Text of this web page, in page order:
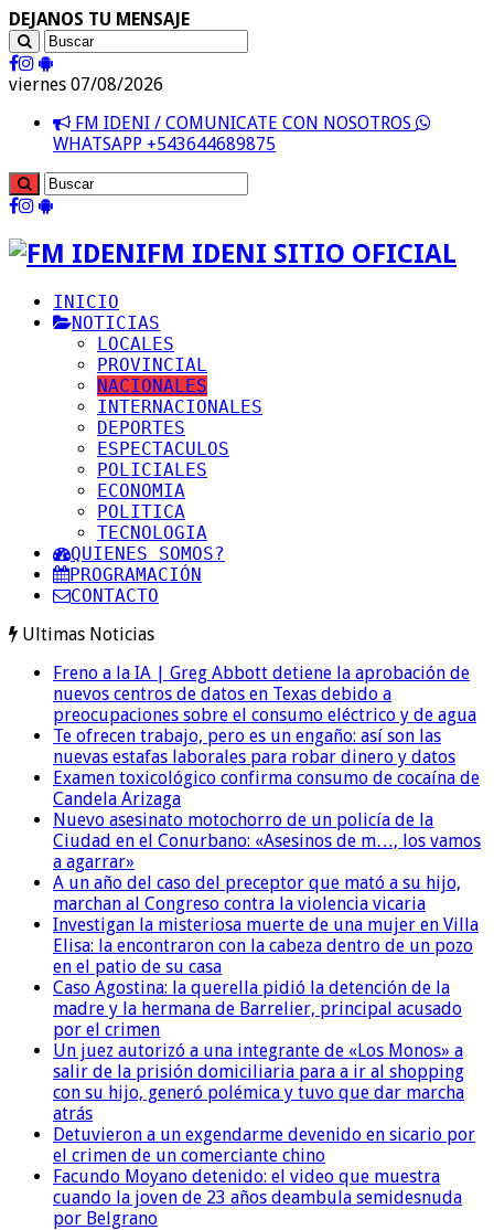
DEJANOS TU MENSAJE
viernes 07/08/2026
FM IDENI / COMUNICATE CON NOSOTROS
WHATSAPP +543644689875
FM IDENI SITIO OFICIAL
INICIO
NOTICIAS
LOCALES
PROVINCIAL
NACIONALES
INTERNACIONALES
DEPORTES
ESPECTACULOS
POLICIALES
ECONOMIA
POLITICA
TECNOLOGIA
QUIENES SOMOS?
PROGRAMACIÓN
CONTACTO
Ultimas Noticias
Freno a la IA | Greg Abbott detiene la aprobación de
nuevos centros de datos en Texas debido a
preocupaciones sobre el consumo eléctrico y de agua
Te ofrecen trabajo, pero es un engaño: así son las
nuevas estafas laborales para robar dinero y datos
Examen toxicológico confirma consumo de cocaína de
Candela Arizaga
Nuevo asesinato motochorro de un policía de la
Ciudad en el Conurbano: «Asesinos de m…, los vamos
a agarrar»
A un año del caso del preceptor que mató a su hijo,
marchan al Congreso contra la violencia vicaria
Investigan la misteriosa muerte de una mujer en Villa
Elisa: la encontraron con la cabeza dentro de un pozo
en el patio de su casa
Caso Agostina: la querella pidió la detención de la
madre y la hermana de Barrelier, principal acusado
por el crimen
Un juez autorizó a una integrante de «Los Monos» a
salir de la prisión domiciliaria para a ir al shopping
con su hijo, generó polémica y tuvo que dar marcha
atrás
Detuvieron a un exgendarme devenido en sicario por
el crimen de un comerciante chino
Facundo Moyano detenido: el video que muestra
cuando la joven de 23 años deambula semidesnuda
por Belgrano